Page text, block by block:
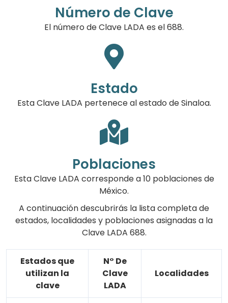
Número de Clave
El número de Clave LADA es el 688.
Estado
Esta Clave LADA pertenece al estado de Sinaloa.
Poblaciones
Esta Clave LADA corresponde a 10 poblaciones de
México.
A continuación descubrirás la lista completa de
estados, localidades y poblaciones asignadas a la
Clave LADA 688.
Estados que
utilizan la
clave
N° De
Clave
LADA
Localidades